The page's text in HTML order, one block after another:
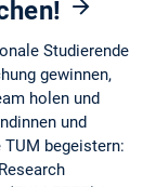
Studierende
gewinnen,
holen und
und
begeistern: